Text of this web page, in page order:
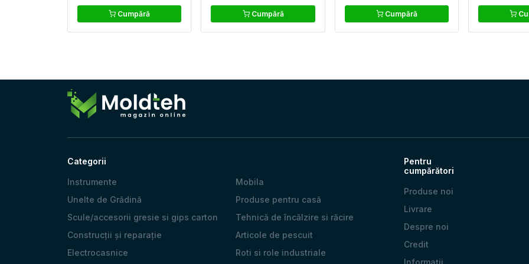
Cumpără Cumpără Cumpără
Categorii
Instrumente
Unelte de Grădină
Scule/accesorii gresie si gips carton
Construcții și reparație
Electrocasnice
Mobila
Produse pentru casă
Tehnică de încălzire si răcire
Articole de pescuit
Roti si role industriale
Pentru
cumpărători
Produse noi
Livrare
Despre noi
Credit
Informații